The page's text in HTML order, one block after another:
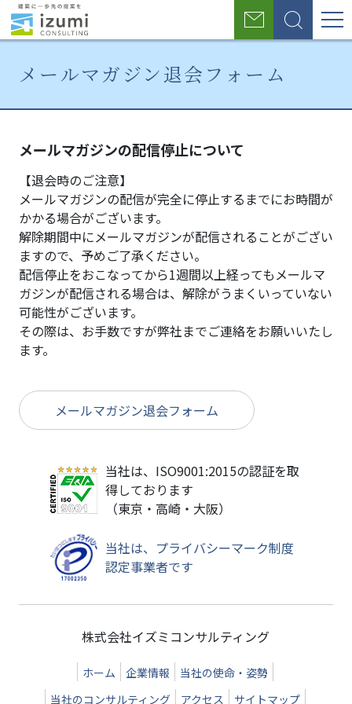
グ
ロ
ー
バ
ナ
ビ
ゲ
ー
シ
ョ
ン
お
問
検
索
メールマガジン退会フォーム
ル
マ
ガ
ジ
ン
登
録
フ
ォ
ー
ム
ル
マ
ガ
ジ
ン
退
会
フ
ォ
ー
メールマガジンの配信停止について
【退会時のご注意】
メールマガジンの配信が完全に停止するまでにお時間が
かかる場合がございます。
解除期間中にメールマガジンが配信されることがござい
ますので、予めご了承ください。
配信停止をおこなってから1週間以上経ってもメールマ
ガジンが配信される場合は、解除がうまくいっていない
可能性がございます。
その際は、お手数ですが弊社までご連絡をお願いいたし
ます。
メールマガジン退会フォーム
当社は、ISO9001:2015の認証を取
得しております
（東京・高崎・大阪）
当社は、プライバシーマーク制度
認定事業者です
株式会社イズミコンサルティング
ホーム 企業情報
当社の使命・姿勢
当社のコンサルティング
アクセス サイトマップ